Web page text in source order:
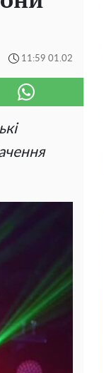
11:59 01.02